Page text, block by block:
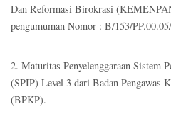
Dan Reformasi Birokrasi
pengumuman Nomor : B/153/
2. Maturitas Penyelenggaraan Sistem
(SPIP) Level 3 dari Badan Pengawas
(BPKP).